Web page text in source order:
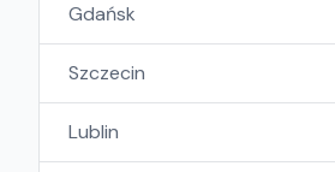
Gdańsk
Szczecin
Lublin